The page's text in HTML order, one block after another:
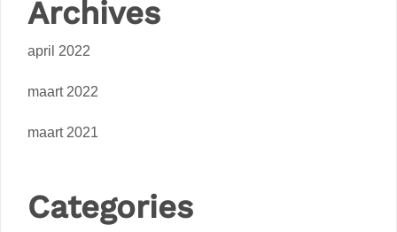
Archives
april 2022
maart 2022
maart 2021
Categories